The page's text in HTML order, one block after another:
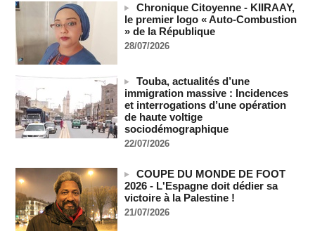
Guinée-Bissau - Première visite de la médiation sénégalaise
après le sommet de la Cedeao
07/08/2026 -
Bénin: Patrice Talon élu président du Sénat, moins de trois
mois après son départ du pouvoir
07/08/2026
Mali-Algérie : le PM Maïga affirme qu’il n’y a « aucune
rupture diplomatique » entre les 2 pays
07/08/2026 -
demande une enquête pour crime de guerre
07/08/2026 -
Côte d'Ivoire : le président Ouattara accorde la grâce à 4.661
détenus
07/08/2026 -
Chronique Citoyenne - KIIRAAY,
le premier logo « Auto-Combustion
» de la République
28/07/2026
Touba, actualités d’une
immigration massive : Incidences
et interrogations d’une opération
de haute voltige
sociodémographique
22/07/2026
COUPE DU MONDE DE FOOT
2026 - L'Espagne doit dédier sa
victoire à la Palestine !
21/07/2026